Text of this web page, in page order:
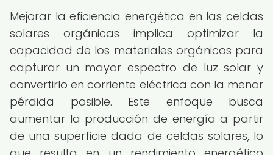
Mejorar la eficiencia energética en las celdas
solares orgánicas implica optimizar la
capacidad de los materiales orgánicos para
capturar un mayor espectro de luz solar y
convertirlo en corriente eléctrica con la menor
pérdida posible. Este enfoque busca
aumentar la producción de energía a partir
de una superficie dada de celdas solares, lo